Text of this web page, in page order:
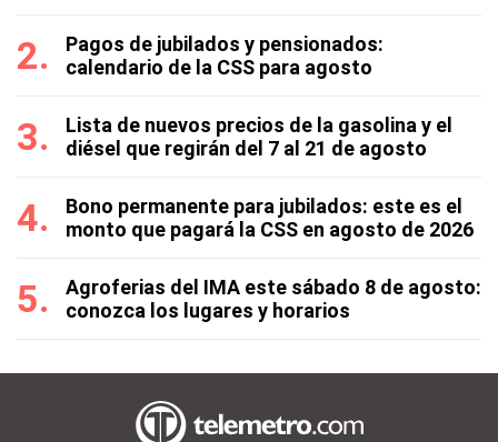
Pagos de jubilados y pensionados:
calendario de la CSS para agosto
Lista de nuevos precios de la gasolina y el
diésel que regirán del 7 al 21 de agosto
Bono permanente para jubilados: este es el
monto que pagará la CSS en agosto de 2026
Agroferias del IMA este sábado 8 de agosto:
conozca los lugares y horarios